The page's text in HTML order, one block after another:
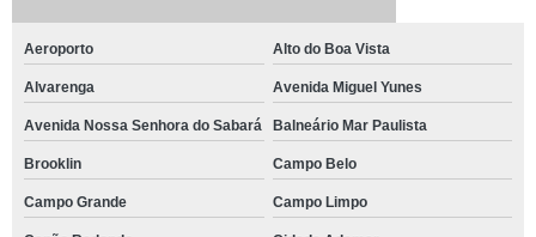
Aeroporto Alto do Boa Vista
Alvarenga Avenida Miguel Yunes
Avenida Nossa Senhora do Sabará Balneário Mar Paulista
Brooklin Campo Belo
Campo Grande Campo Limpo